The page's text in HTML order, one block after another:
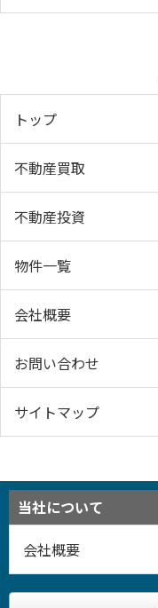
トップ
不動産買取
不動産投資
物件一覧
会社概要
お問い合わせ
サイトマップ
当社について
会社概要